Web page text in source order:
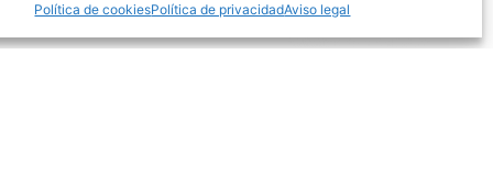
Política de cookiesPolítica de privacidadAviso legal